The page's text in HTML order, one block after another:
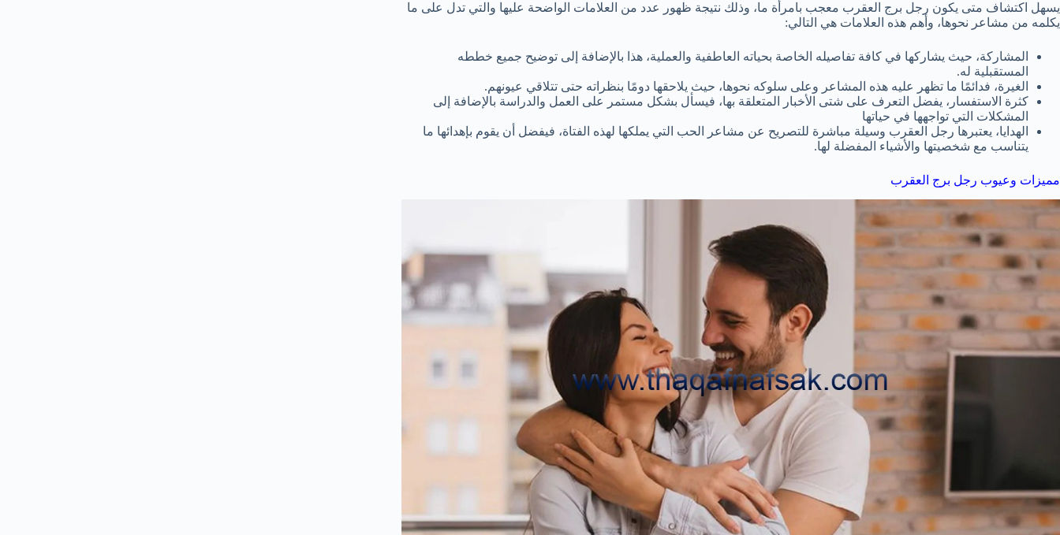
يسهل اكتشاف متى يكون رجل برج العقرب معجب بامرأة ما، وذلك نتيجة ظهور عدد من العلامات الواضحة عليها والتي تدل على ما
يكلمه من مشاعر نحوها، وأهم هذه العلامات هي التالي:
المشاركة، حيث يشاركها في كافة تفاصيله الخاصة بحياته العاطفية والعملية، هذا بالإضافة إلى توضيح جميع خططه
المستقبلية له.
الغيرة، فدائمًا ما تظهر عليه هذه المشاعر وعلى سلوكه نحوها، حيث يلاحقها دومًا بنظراته حتى تتلاقي عيونهم.
كثرة الاستفسار، يفضل التعرف على شتى الأخبار المتعلقة بها، فيسأل بشكل مستمر على العمل والدراسة بالإضافة إلى
المشكلات التي تواجهها في حياتها
الهدايا، يعتبرها رجل العقرب وسيلة مباشرة للتصريح عن مشاعر الحب التي يملكها لهذه الفتاة، فيفضل أن يقوم بإهدائها ما
يتناسب مع شخصيتها والأشياء المفضلة لها.
مميزات وعيوب رجل برج العقرب